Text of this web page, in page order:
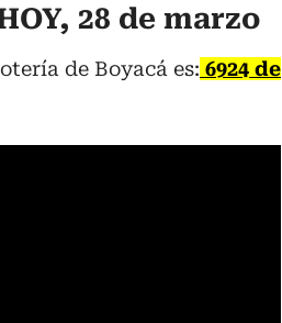
28 de marzo
de Boyacá es: 6924 de